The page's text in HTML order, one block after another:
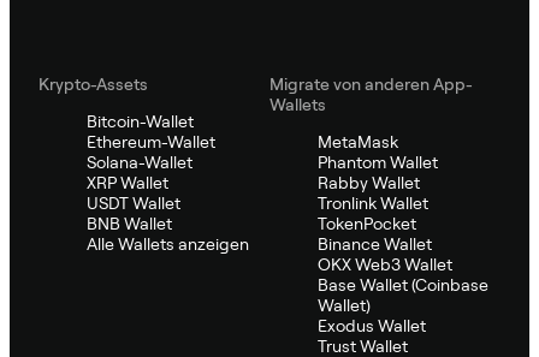
Krypto-Assets
Bitcoin-Wallet
Ethereum-Wallet
Solana-Wallet
XRP Wallet
USDT Wallet
BNB Wallet
Alle Wallets anzeigen
Migrate von anderen App-
Wallets
MetaMask
Phantom Wallet
Rabby Wallet
Tronlink Wallet
TokenPocket
Binance Wallet
OKX Web3 Wallet
Base Wallet (Coinbase
Wallet)
Exodus Wallet
Trust Wallet